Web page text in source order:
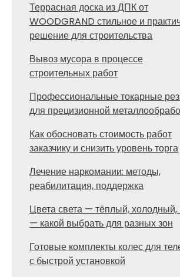
Террасная доска из ДПК от
WOODGRAND стильное и
решение для строительства
Вывоз мусора в процессе
строительных работ
Профессиональные токарные
для прецизионной
Как обосновать стоимость работ
заказчику и снизить уровень торга
Лечение наркомании: методы,
реабилитация, поддержка
Цвета света — тёплый, холодный,
— какой выбрать для разных зон
Готовые комплекты колес для
с быстрой установкой